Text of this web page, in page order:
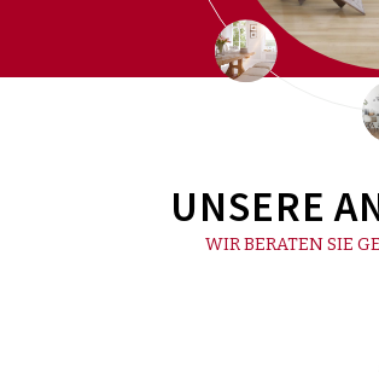
UNSERE
WIR BERATEN SIE